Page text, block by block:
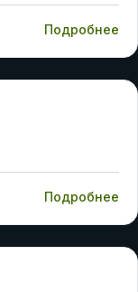
Подробнее
Подробнее